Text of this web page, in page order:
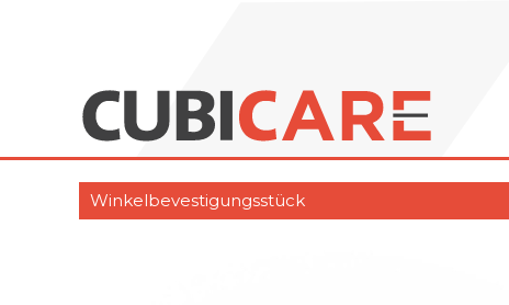
Winkelbevestigungsstück